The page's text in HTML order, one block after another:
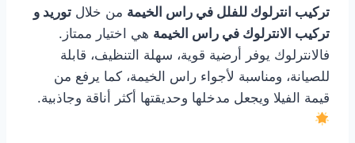
تركيب انترلوك للفلل في راس الخيمة من خلال توريد و
تركيب الانترلوك في راس الخيمة هي اختيار ممتاز.
فالانترلوك يوفر أرضية قوية، سهلة التنظيف، قابلة
للصيانة، ومناسبة لأجواء راس الخيمة، كما يرفع من
قيمة الفيلا ويجعل مدخلها وحديقتها أكثر أناقة وجاذبية.